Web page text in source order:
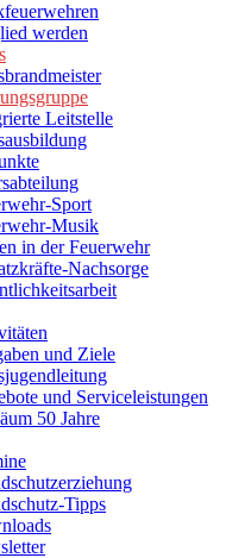
werden
Leitstelle
Sport
Musik
in der Feuerwehr
Nachsorge
und Ziele
und Serviceleistungen
50 Jahre
Tipps